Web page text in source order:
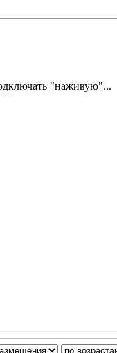
"наживую"...